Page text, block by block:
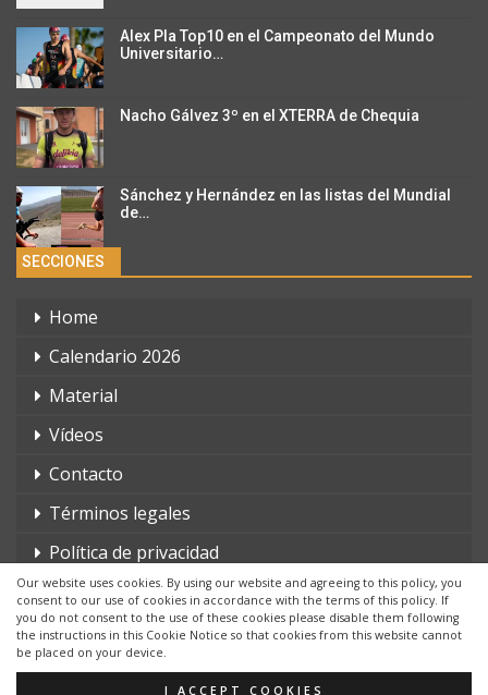
Our website uses cookies. By using our website and agreeing to this policy, you
consent to our use of cookies in accordance with the terms of this policy. If
you do not consent to the use of these cookies please disable them following
the instructions in this Cookie Notice so that cookies from this website cannot
be placed on your device.
I ACCEPT COOKIES
Alex Pla Top10 en el Campeonato del Mundo
Universitario…
Nacho Gálvez 3º en el XTERRA de Chequia
Sánchez y Hernández en las listas del Mundial
de…
SECCIONES
Home
Calendario 2026
Material
Vídeos
Contacto
Términos legales
Política de privacidad
© 2026 - triatlonchannel.com. Todos los derechos reservados.
Página web creada por:Whyaweb.es